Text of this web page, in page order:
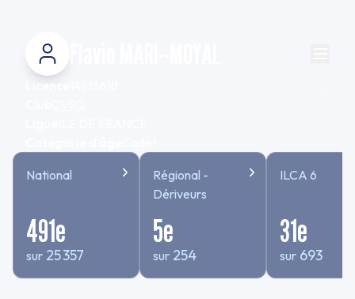
National
491e
sur 25 357
Régional -
Dériveurs
5e
sur 254
ILCA 6
31e
sur 693